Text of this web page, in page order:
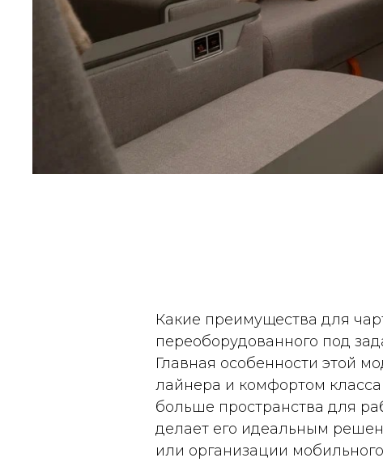
Какие преимущества для
переоборудованного под
Главная особенности этой
лайнера и комфортом класса
больше пространства для
делает его идеальным
или организации